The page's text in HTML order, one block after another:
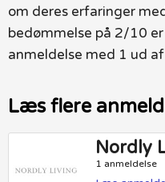
om deres erfaringer
bedømmelse på 2/10
anmeldelse med 1 ud
Læs flere
Nordly
1 anmeldelse